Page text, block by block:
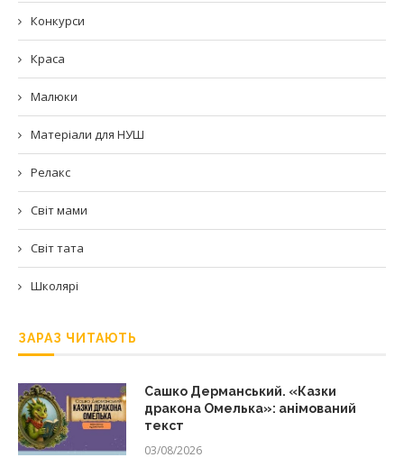
Конкурси
Краса
Малюки
Матеріали для НУШ
Релакс
Світ мами
Світ тата
Школярі
ЗАРАЗ ЧИТАЮТЬ
Сашко Дерманський. «Казки
дракона Омелька»: анімований
текст
03/08/2026